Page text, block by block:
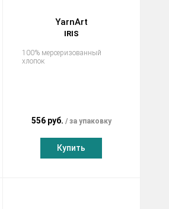
YarnArt
IRIS
100% мерсеризованный
хлопок
556 руб. за упаковку
Купить